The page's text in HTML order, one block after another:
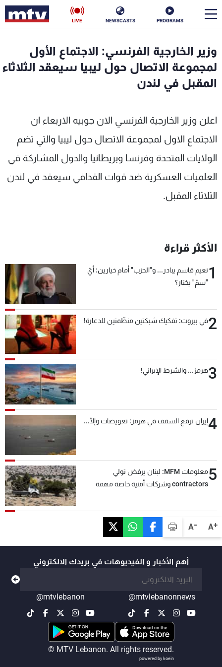
PROGRAMS
NEWSCASTS
LIVE
A+
A-
وزير الخارجية الفرنسي: الاجتماع الأول
لمجموعة الاتصال حول ليبيا سيعقد الثلاثاء
المقبل في لندن
اعلن وزير الخارجية الفرنسي الان جوبيه الاربعاء ان
الاجتماع الاول لمجموعة الاتصال حول ليبيا والتي تضم
الولايات المتحدة وفرنسا وبريطانيا والدول المشاركة في
العلميات العسكرية ضد قوات القذافي سيعقد في لندن
الثلاثاء المقبل.
الأكثر قراءة
1نعيم قاسم يبادر... و"الحزب" أمام خيارين: أيّ
"سمّ" يختار؟
2في بيروت: تفكيك شبكتين منظّمتين للدعارة!
3هرمز... والشرط الإيراني!
4إيران ترفع السقف في هرمز: تعويضات وإلّا...
5
معلومات MFM: لبنان يرفض تولي
contractors وشركات أمنية خاصة مهمة
أهم الأخبار و الفيديوهات في بريدك الالكتروني
@mtvlebanonnews
@mtvlebanon
© MTV Lebanon. All rights reserved.
powered by koein
الأخبار
سياسة
منوعات رياضة
كأس العالم
الترددات
عن MTV
سياسة الخصوصية